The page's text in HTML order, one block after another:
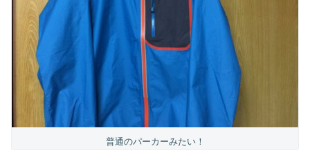
普通のパーカーみたい！